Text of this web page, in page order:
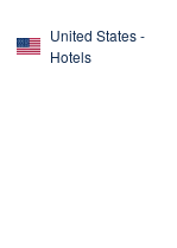
United States -
Hotels